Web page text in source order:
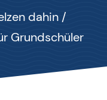
dahin /
Grundschüler